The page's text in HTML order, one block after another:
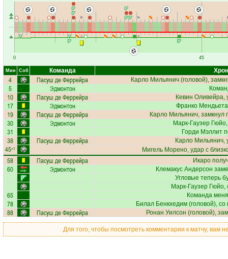
0 45
Мин Соб Команда
4 Пасуш де Феррейра Карло Мильянич(головой),
5 Эдмонтон
10 Пасуш де Феррейра Кевин Оливейра,
17 Эдмонтон Франко Мендьета
19 Пасуш де Феррейра Карло Мильянич, замкнул
30 Эдмонтон Марк-Гаузер Гюйо
31 Горди Мэллит
38 Пасуш де Феррейра Карло Мильянич,
45+1 Мигель Морено, удар с
58 Пасуш де Феррейра Икаро
60 Эдмонтон Клемакус Андерсон
Угловые теперь
Марк-Гаузер Гюйо,
65 Команда
78 Билал Бенкхедим (головой),
88 Пасуш де Феррейра Ронан Уилсон (головой),
Для того, чтобы посмотреть комментарии к матчу, вам